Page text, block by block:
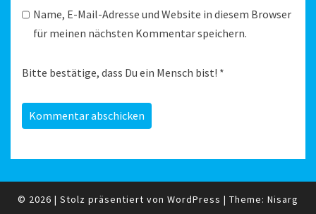
Name, E-Mail-Adresse und Website in diesem Browser
für meinen nächsten Kommentar speichern.
Bitte bestätige, dass Du ein Mensch bist! *
© 2026 | Stolz präsentiert von WordPress | Theme: Nisarg